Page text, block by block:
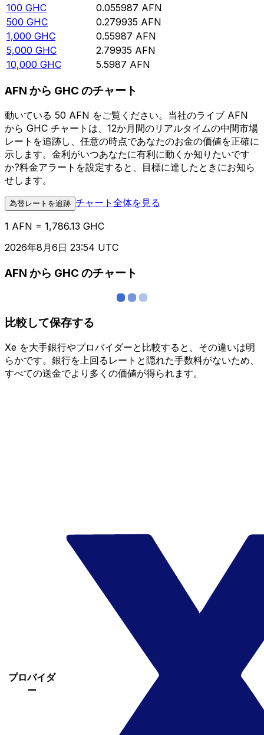
100 GHC 0.055987 AFN
500 GHC 0.279935 AFN
1,000 GHC 0.55987 AFN
5,000 GHC 2.79935 AFN
10,000 GHC 5.5987 AFN
AFN から GHC のチャート
動いている 50 AFN をご覧ください。当社のライブ AFN
から GHC チャートは、12か月間のリアルタイムの中間市場
レートを追跡し、任意の時点であなたのお金の価値を正確に
示します。金利がいつあなたに有利に動くか知りたいです
か?料金アラートを設定すると、目標に達したときにお知ら
せします。
為替レートを追跡 チャート全体を見る
1 AFN = 1,786.13 GHC
2026年8月6日 23:54 UTC
AFN から GHC のチャート
比較して保存する
Xe を大手銀行やプロバイダーと比較すると、その違いは明
らかです。銀行を上回るレートと隠れた手数料がないため、
すべての送金でより多くの価値が得られます。
プロバイダ
ー